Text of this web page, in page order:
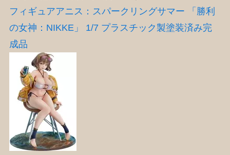
フィギュアアニス：スパークリングサマー 「勝利
の女神：NIKKE」 1/7 プラスチック製塗装済み完
成品